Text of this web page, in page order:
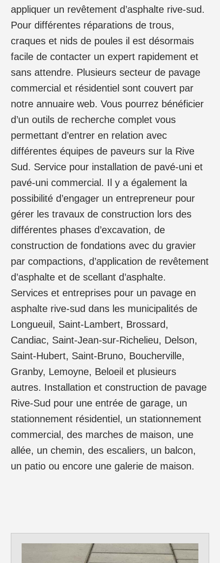
appliquer un revêtement d’asphalte rive-sud.
Pour différentes réparations de trous,
craques et nids de poules il est désormais
facile de contacter un expert rapidement et
sans attendre. Plusieurs secteur de pavage
commercial et résidentiel sont couvert par
notre annuaire web. Vous pourrez bénéficier
d’un outils de recherche complet vous
permettant d’entrer en relation avec
différentes équipes de paveurs sur la Rive
Sud. Service pour installation de pavé-uni et
pavé-uni commercial. Il y a également la
possibilité d’engager un entrepreneur pour
gérer les travaux de construction lors des
différentes phases d’excavation, de
construction de fondations avec du gravier
par compactions, d’application de revêtement
d’asphalte et de scellant d’asphalte.
Services et entreprises pour un pavage en
asphalte rive-sud dans les municipalités de
Longueuil, Saint-Lambert, Brossard,
Candiac, Saint-Jean-sur-Richelieu, Delson,
Saint-Hubert, Saint-Bruno, Boucherville,
Granby, Lemoyne, Beloeil et plusieurs
autres. Installation et construction de pavage
Rive-Sud pour une entrée de garage, un
stationnement résidentiel, un stationnement
commercial, des marches de maison, une
allée, un chemin, des escaliers, un balcon,
un patio ou encore une galerie de maison.